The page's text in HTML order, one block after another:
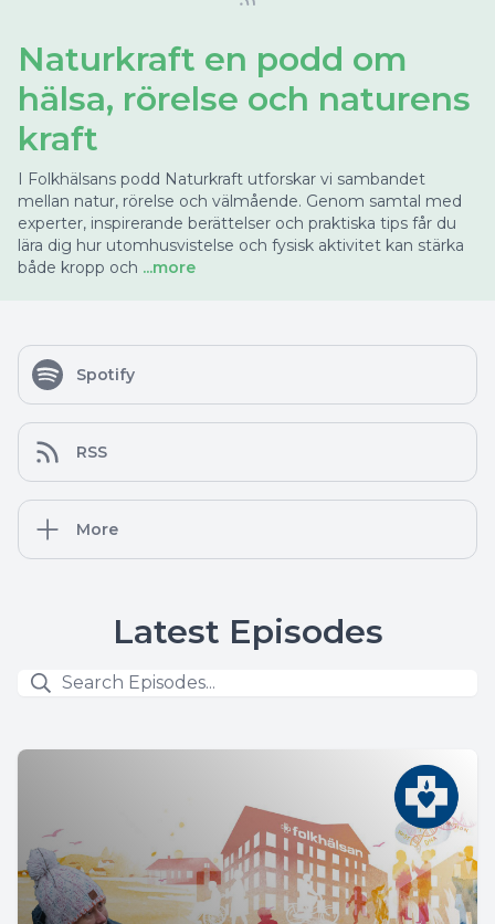
Naturkraft en podd om
hälsa, rörelse och naturens
kraft
I Folkhälsans podd Naturkraft utforskar vi sambandet
mellan natur, rörelse och välmående. Genom samtal med
experter, inspirerande berättelser och praktiska tips får du
lära dig hur utomhusvistelse och fysisk aktivitet kan stärka
både kropp och ...more
Spotify
RSS
More
Latest Episodes